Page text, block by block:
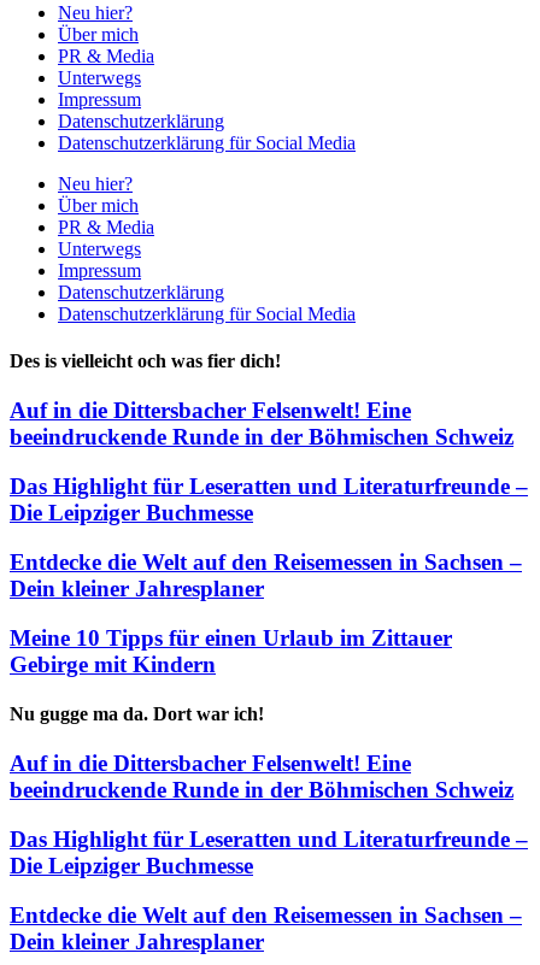
Neu hier?
Über mich
PR & Media
Unterwegs
Impressum
Datenschutzerklärung
Datenschutzerklärung für Social Media
Neu hier?
Über mich
PR & Media
Unterwegs
Impressum
Datenschutzerklärung
Datenschutzerklärung für Social Media
Des is vielleicht och was fier dich!
Auf in die Dittersbacher Felsenwelt! Eine
beeindruckende Runde in der Böhmischen Schweiz
Das Highlight für Leseratten und Literaturfreunde –
Die Leipziger Buchmesse
Entdecke die Welt auf den Reisemessen in Sachsen –
Dein kleiner Jahresplaner
Meine 10 Tipps für einen Urlaub im Zittauer
Gebirge mit Kindern
Nu gugge ma da. Dort war ich!
Auf in die Dittersbacher Felsenwelt! Eine
beeindruckende Runde in der Böhmischen Schweiz
Das Highlight für Leseratten und Literaturfreunde –
Die Leipziger Buchmesse
Entdecke die Welt auf den Reisemessen in Sachsen –
Dein kleiner Jahresplaner